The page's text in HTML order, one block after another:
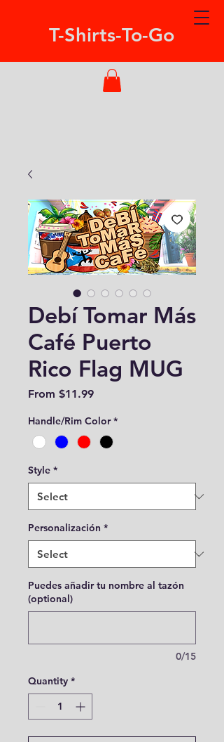
T-Shirts-To-Go
Debí Tomar Más
Café Puerto
Rico Flag MUG
From $11.99Sale
Handle/Rim Color *
Style *
Personalización *
Puedes añadir tu nombre al tazón
(optional)
0/15
Quantity *